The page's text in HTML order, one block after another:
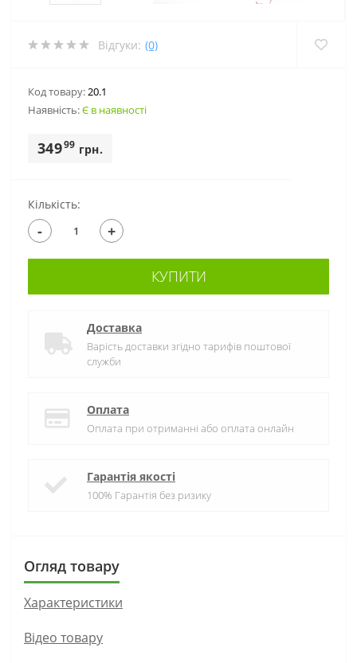
Відгуки: (0)
Код товару:20.1
Наявність:Є в наявності
34999 грн.
Кількість:
- +
КУПИТИ
Доставка
Варість доставки згідно тарифів поштової
служби
Оплата
Оплата при отриманні або оплата онлайн
Гарантія якості
100% Гарантія без ризику
Огляд товару
Характеристики
Вiдео товару